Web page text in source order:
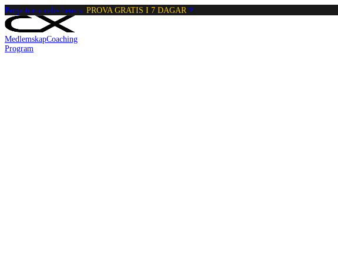
Börja träna calisthenics: PROVA GRATIS I 7 DAGAR
MedlemskapCoaching
Program